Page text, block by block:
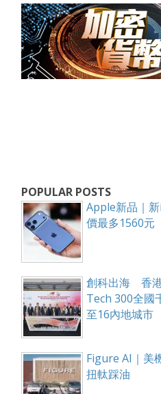
POPULAR POSTS
Apple新品｜
價最多1560元
創科出海 香
Tech 300全國
至16內地城市
Figure AI｜美
扭軚踩油
達郵箱！